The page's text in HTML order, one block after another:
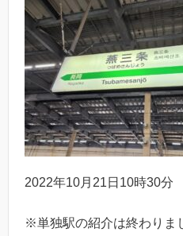
2022年10月21日10時30分
※単独駅の紹介は終わりま